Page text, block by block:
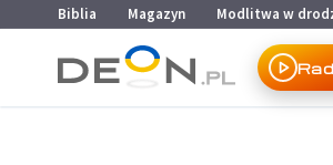
Przejdź do menu głównego
Przejdź do treści
Biblia Magazyn Modlitwa w